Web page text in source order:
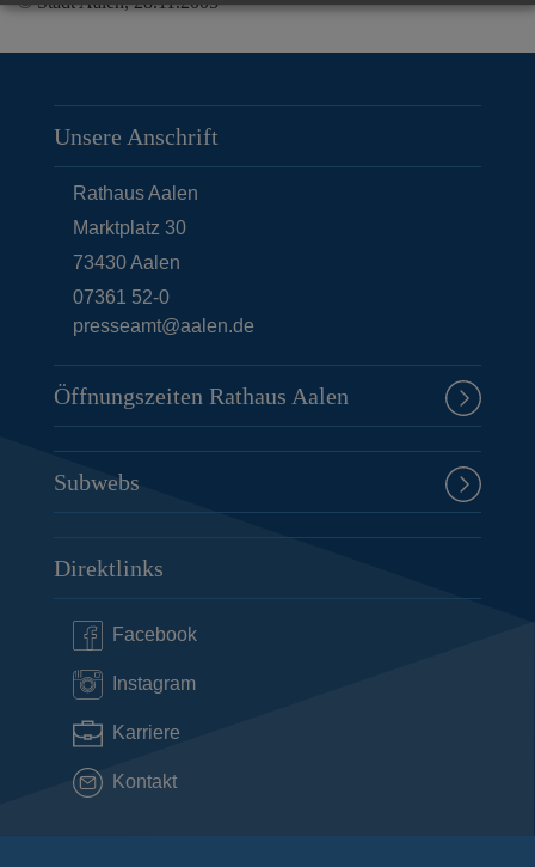
Unsere Anschrift
Rathaus Aalen
Marktplatz 30
73430Aalen
07361 52-0
presseamt@aalen.de
Öffnungszeiten Rathaus Aalen
Subwebs
Direktlinks
Facebook
Instagram
Karriere
Kontakt